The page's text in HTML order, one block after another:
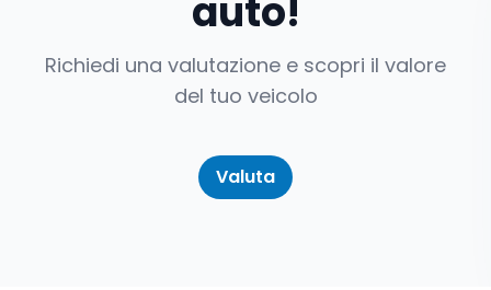
auto!
Richiedi una valutazione e scopri il valore
del tuo veicolo
Valuta